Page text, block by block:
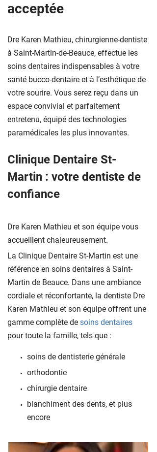
acceptée
Dre Karen Mathieu, chirurgienne-dentiste
à Saint-Martin-de-Beauce, effectue les
soins dentaires indispensables à votre
santé bucco-dentaire et à l’esthétique de
votre sourire. Vous serez reçu dans un
espace convivial et parfaitement
entretenu, équipé des technologies
paramédicales les plus innovantes.
Clinique Dentaire St-
Martin : votre dentiste de
confiance
Dre Karen Mathieu et son équipe vous
accueillent chaleureusement.
La Clinique Dentaire St-Martin est une
référence en soins dentaires à Saint-
Martin de Beauce. Dans une ambiance
cordiale et réconfortante, la dentiste Dre
Karen Mathieu et son équipe offrent une
gamme complète de soins dentaires
pour toute la famille, tels que :
soins de dentisterie générale
orthodontie
chirurgie dentaire
blanchiment des dents, et plus
encore